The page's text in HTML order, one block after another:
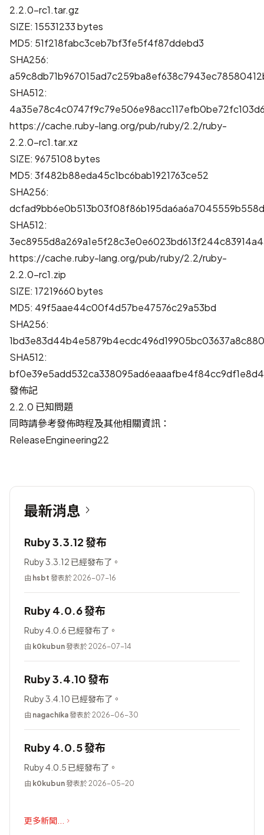
2.2.0-rc1.tar.gz
SIZE: 15531233 bytes
MD5: 51f218fabc3ceb7bf3fe5f4f87ddebd3
SHA256:
SHA512:
https://cache.ruby-lang.org/pub/ruby/2.2/ruby-
2.2.0-rc1.tar.xz
SIZE: 9675108 bytes
MD5: 3f482b88eda45c1bc6bab1921763ce52
SHA256:
SHA512:
https://cache.ruby-lang.org/pub/ruby/2.2/ruby-
2.2.0-rc1.zip
SIZE: 17219660 bytes
MD5: 49f5aae44c00f4d57be47576c29a53bd
SHA256:
SHA512:
發佈記
2.2.0 已知問題
同時請參考發佈時程及其他相關資訊：
ReleaseEngineering22
最新消息
Ruby 3.3.12 發布
Ruby 3.3.12 已經發布了。
由 hsbt 發表於 2026-07-16
Ruby 4.0.6 發布
Ruby 4.0.6 已經發布了。
由 k0kubun發表於 2026-07-14
Ruby 3.4.10 發布
Ruby 3.4.10 已經發布了。
由 nagachika發表於 2026-06-30
Ruby 4.0.5 發布
Ruby 4.0.5 已經發布了。
由 k0kubun發表於 2026-05-20
更多新聞...